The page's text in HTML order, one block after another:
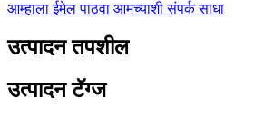
आम्हाला ईमेल पाठवा आमच्याशी संपर्क साधा
उत्पादन तपशील
उत्पादन टॅग्ज